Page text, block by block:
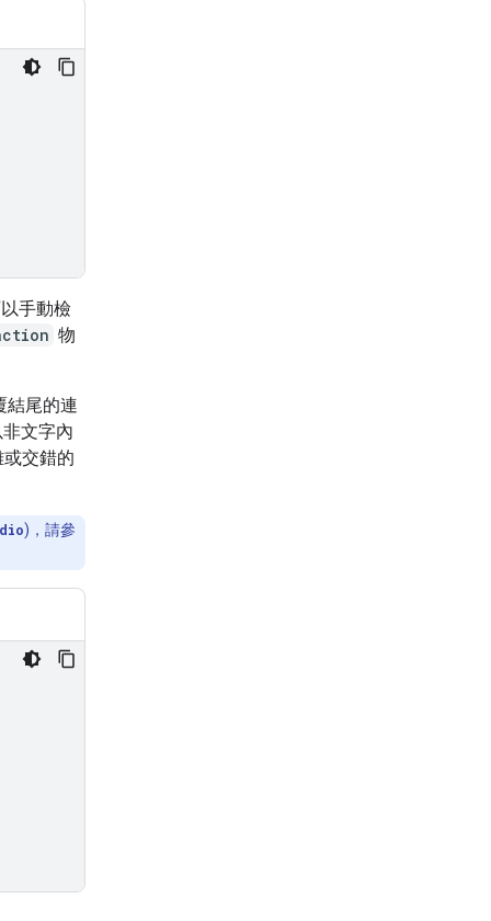
手動檢
物
結尾的連
文字內
交錯的
)，請參